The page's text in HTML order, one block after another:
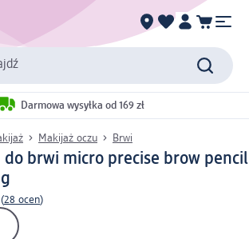
Darmowa wysyłka od 169 zł
Makijaż oczu Brwi
do brwi micro precise brow pencil
(28 ocen)